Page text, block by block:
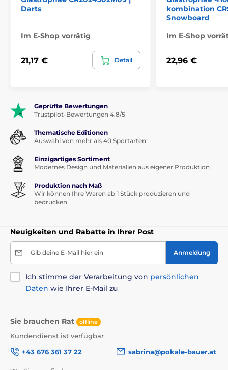
Darts
Im E-Shop vorrätig
21,17 € Detail
kombination
Snowboard
Im E-Shop
22,96 €
Geprüfte Bewertungen
Trustpilot-Bewertungen 4.8/5
Thematische Editionen
Auswahl von mehr als 40 Sportarten
Einzigartiges Sortiment
Modernes Design und Materialien aus eigener Produktion
Produktion nach Maß
Wir können Ihre Waren ab 1 Stück produzieren und
bedrucken
Neuigkeiten und Rabatte in Ihrer Post
Gib deine E-Mail hier ein Anmeldung
Ich stimme der Verarbeitung von persönlichen
Daten wie Ihrer E-Mail zu
Sie brauchen Rat offline
Kundendienst ist verfügbar
+43 676 361 37 22
sabrina@pokale-bauer.at